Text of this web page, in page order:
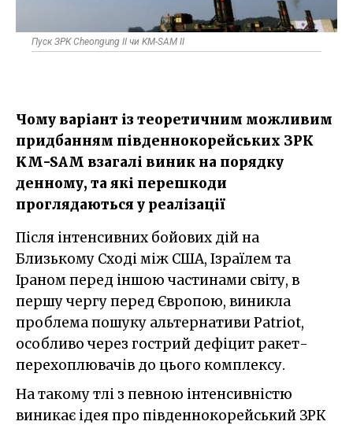
Пуск ЗРК Cheongung II чи KM-SAM II
Чому варіант із теоретичним можливим
придбанням південнокорейських ЗРК
KM-SAM взагалі виник на порядку
денному, та які перешкоди
проглядаються у реалізації
Після інтенсивних бойових дій на
Близькому Сході між США, Ізраїлем та
Іраном перед іншою частинами світу, в
першу чергу перед Європою, виникла
проблема пошуку альтернативи Patriot,
особливо через гострий дефіцит ракет-
перехоплювачів до цього комплексу.
На такому тлі з певною інтенсивністю
виникає ідея про південнокорейський ЗРК